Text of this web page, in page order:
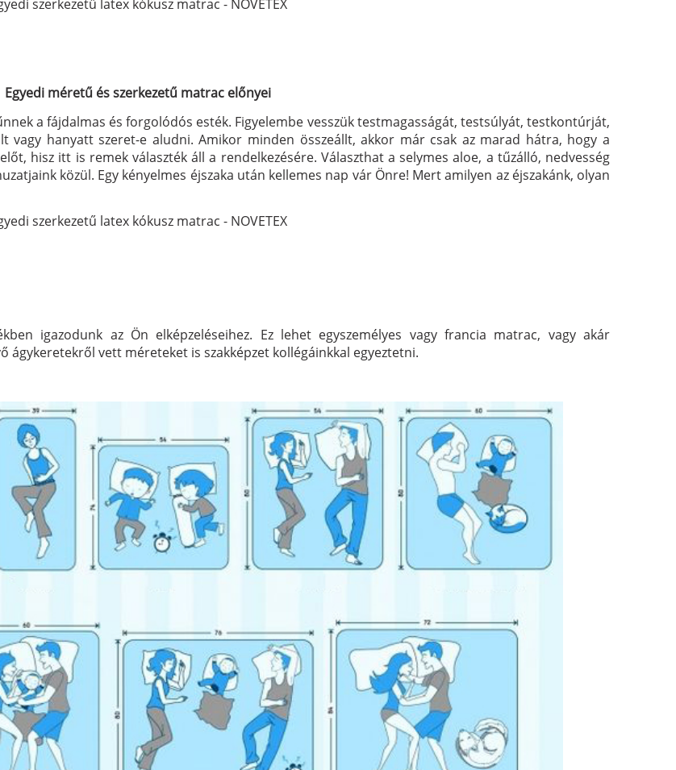
szerkezetű latex kókusz matrac - NOVETEX
Egyedi méretű és szerkezetű matrac előnyei
a fájdalmas és forgolódós esték. Figyelembe vesszük testmagasságát, testsúlyát, testkontúrját,
vagy hanyatt szeret-e aludni. Amikor minden összeállt, akkor már csak az marad hátra, hogy a
hisz itt is remek választék áll a rendelkezésére. Választhat a selymes aloe, a tűzálló, nedvesség
közül. Egy kényelmes éjszaka után kellemes nap vár Önre! Mert amilyen az éjszakánk, olyan
szerkezetű latex kókusz matrac - NOVETEX
igazodunk az Ön elképzeléseihez. Ez lehet egyszemélyes vagy francia matrac, vagy akár
ágykeretekről vett méreteket is szakképzet kollégáinkkal egyeztetni.